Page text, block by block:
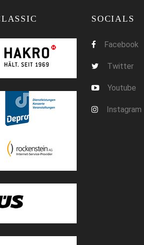
SOCIALS
Facebook
Twitter
Youtube
Instagram